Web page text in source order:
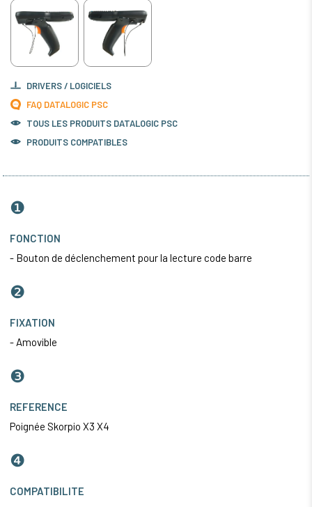
DRIVERS / LOGICIELS
FAQ DATALOGIC PSC
TOUS LES PRODUITS DATALOGIC PSC
PRODUITS COMPATIBLES
❶
FONCTION
- Bouton de déclenchement pour la lecture code barre
❷
FIXATION
- Amovible
❸
REFERENCE
Poignée Skorpio X3 X4
❹
COMPATIBILITE